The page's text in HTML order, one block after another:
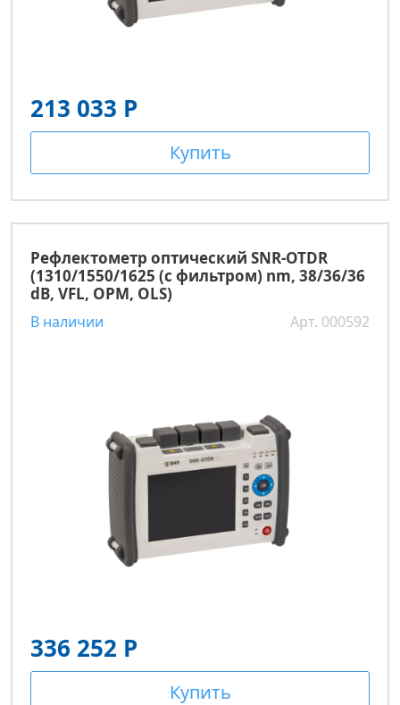
213 033 Р
Купить
Рефлектометр оптический SNR-OTDR
(1310/1550/1625 (с фильтром) nm, 38/36/36
dB, VFL, OPM, OLS)
В наличии Арт. 000592
336 252 Р
Купить